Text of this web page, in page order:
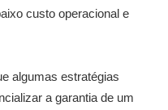
custo operacional e
algumas estratégias
a garantia de um